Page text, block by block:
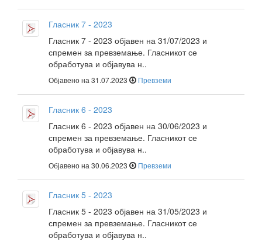
Гласник 7 - 2023
Гласник 7 - 2023 објавен на 31/07/2023 и
спремен за превземање. Гласникот се
обработува и објавува н..
Објавено на 31.07.2023 Превземи
Гласник 6 - 2023
Гласник 6 - 2023 објавен на 30/06/2023 и
спремен за превземање. Гласникот се
обработува и објавува н..
Објавено на 30.06.2023 Превземи
Гласник 5 - 2023
Гласник 5 - 2023 објавен на 31/05/2023 и
спремен за превземање. Гласникот се
обработува и објавува н..